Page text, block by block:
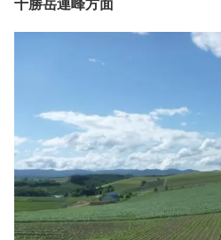
十勝岳連峰方面